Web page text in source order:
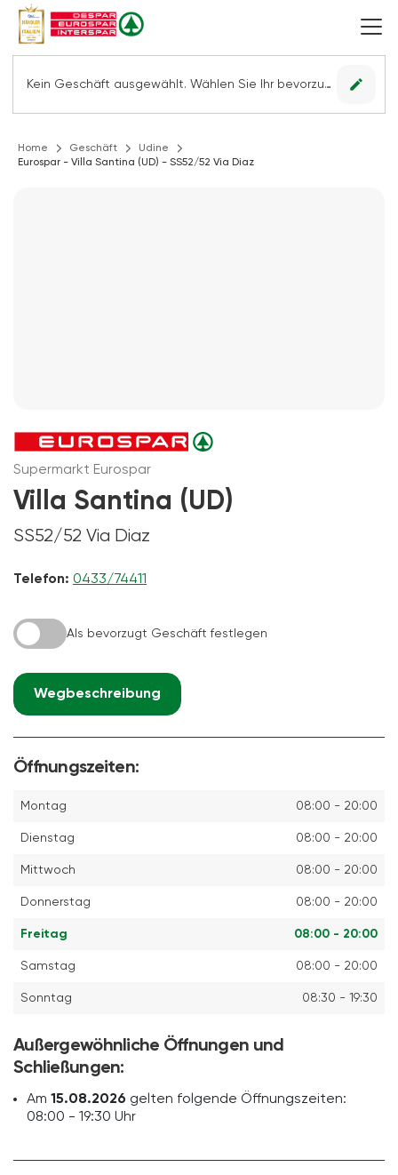
Kein Geschäft ausgewählt. Wählen Sie Ihr bevorzugtes Geschäft, um alle Angebote sehen zu können. edit
Home Geschäft
Udine
Eurospar - Villa Santina (UD) - SS52/52 Via Diaz
Supermarkt Eurospar
Villa Santina (UD)
SS52/52 Via Diaz
Telefon: 0433/74411
Als bevorzugt Geschäft festlegen
Wegbeschreibung
Öffnungszeiten:
Montag 08:00 - 20:00
Dienstag 08:00 - 20:00
Mittwoch 08:00 - 20:00
Donnerstag 08:00 - 20:00
Freitag 08:00 - 20:00
Samstag 08:00 - 20:00
Sonntag 08:30 - 19:30
Außergewöhnliche Öffnungen und
Schließungen:
Am 15.08.2026 gelten folgende Öffnungszeiten:
08:00 - 19:30 Uhr